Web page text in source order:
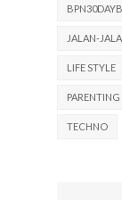
JALAN-
LIFE STYLE
PARENTING
TECHNO